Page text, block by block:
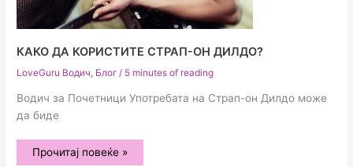
КАКО ДА КОРИСТИТЕ СТРАП-ОН ДИЛДО?
LoveGuru Водич, Блог / 5 minutes of reading
Водич за Почетници Употребата на Страп-он Дилдо може
да биде
Како
да
Прочитај повеќе »